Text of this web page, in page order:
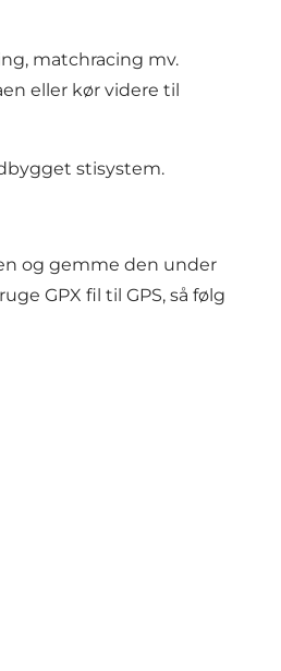
matchracing mv.
eller kør videre til
stisystem.
og gemme den under
GPX fil til GPS, så følg